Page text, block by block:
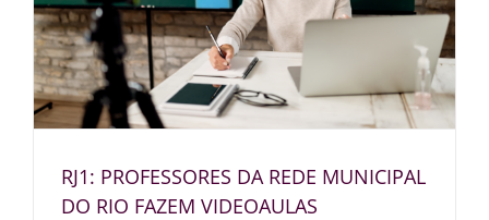
RJ1: PROFESSORES DA REDE MUNICIPAL
DO RIO FAZEM VIDEOAULAS